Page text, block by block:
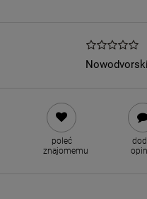
Nowodvorski
poleć
znajomemu